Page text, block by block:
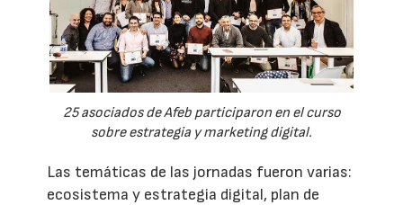
25 asociados de Afeb participaron en el curso
sobre estrategia y marketing digital.
Las temáticas de las jornadas fueron varias:
ecosistema y estrategia digital, plan de